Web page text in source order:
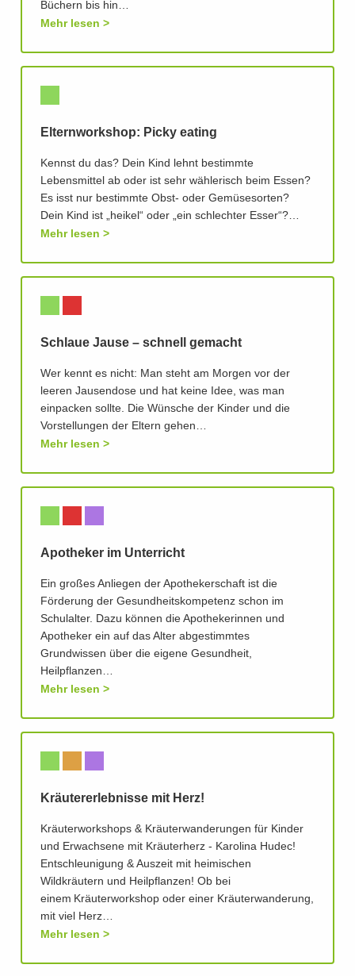
Büchern bis hin…
Mehr lesen
Elternworkshop: Picky eating
Kennst du das? Dein Kind lehnt bestimmte
Lebensmittel ab oder ist sehr wählerisch beim Essen?
Es isst nur bestimmte Obst- oder Gemüsesorten?
Dein Kind ist „heikel“ oder „ein schlechter Esser“?…
Mehr lesen
Schlaue Jause – schnell gemacht
Wer kennt es nicht: Man steht am Morgen vor der
leeren Jausendose und hat keine Idee, was man
einpacken sollte. Die Wünsche der Kinder und die
Vorstellungen der Eltern gehen…
Mehr lesen
Apotheker im Unterricht
Ein großes Anliegen der Apothekerschaft ist die
Förderung der Gesundheitskompetenz schon im
Schulalter. Dazu können die Apothekerinnen und
Apotheker ein auf das Alter abgestimmtes
Grundwissen über die eigene Gesundheit,
Heilpflanzen…
Mehr lesen
Kräutererlebnisse mit Herz!
Kräuterworkshops & Kräuterwanderungen für Kinder
und Erwachsene mit Kräuterherz - Karolina Hudec!
Entschleunigung & Auszeit mit heimischen
Wildkräutern und Heilpflanzen! Ob bei
einem Kräuterworkshop oder einer Kräuterwanderung,
mit viel Herz…
Mehr lesen